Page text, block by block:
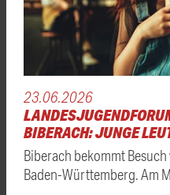
23.06.2026
BIBERACH: JUNGE
Biberach bekommt
Baden-Württemberg. Am